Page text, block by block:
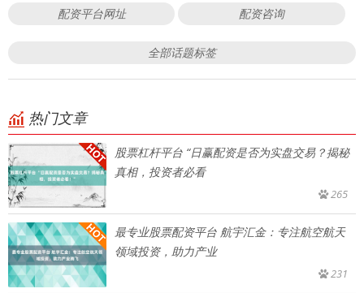
配资平台网址 配资咨询
全部话题标签
热门文章
股票杠杆平台 “日赢配资是否为实盘交易？揭秘
真相，投资者必看
265
最专业股票配资平台 航宇汇金：专注航空航天
领域投资，助力产业
231